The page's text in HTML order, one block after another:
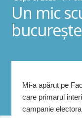
Un mic
Mi-a apărut pe
care primarul
campanie